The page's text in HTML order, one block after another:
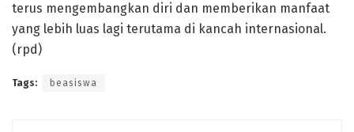
terus mengembangkan diri dan memberikan manfaat
yang lebih luas lagi terutama di kancah internasional.
(rpd)
Tags: beasiswa